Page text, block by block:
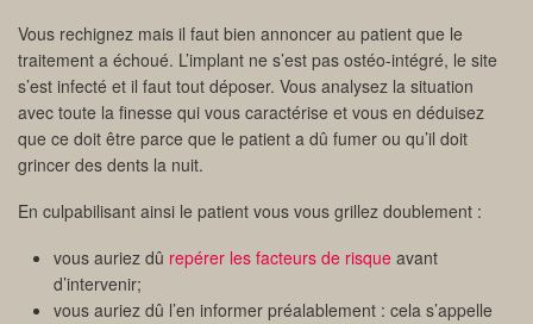
Vous rechignez mais il faut bien annoncer au patient que le
traitement a échoué. L’implant ne s’est pas ostéo-intégré, le site
s’est infecté et il faut tout déposer. Vous analysez la situation
avec toute la finesse qui vous caractérise et vous en déduisez
que ce doit être parce que le patient a dû fumer ou qu’il doit
grincer des dents la nuit.
En culpabilisant ainsi le patient vous vous grillez doublement :
vous auriez dû repérer les facteurs de risque avant
d’intervenir;
vous auriez dû l’en informer préalablement : cela s’appelle